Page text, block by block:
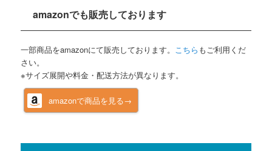
amazonでも販売しております
一部商品をamazonにて販売しております。 こちら もご利用くだ
さい。
※サイズ展開や料金・配送方法が異なります。
amazonで商品を見る→